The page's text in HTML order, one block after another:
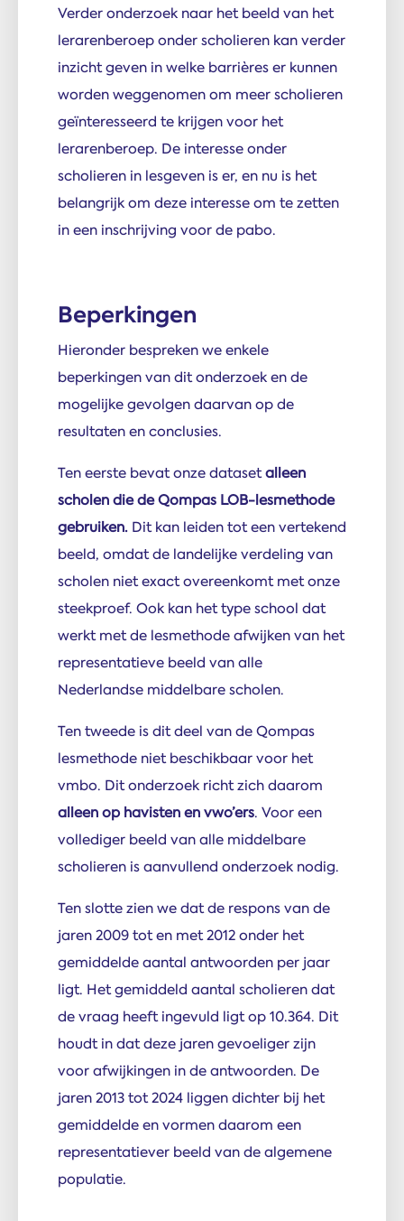
Verder onderzoek naar het beeld van het
lerarenberoep onder scholieren kan verder
inzicht geven in welke barrières er kunnen
worden weggenomen om meer scholieren
geïnteresseerd te krijgen voor het
lerarenberoep. De interesse onder
scholieren in lesgeven is er, en nu is het
belangrijk om deze interesse om te zetten
in een inschrijving voor de pabo.
Beperkingen
Hieronder bespreken we enkele
beperkingen van dit onderzoek en de
mogelijke gevolgen daarvan op de
resultaten en conclusies.
Ten eerste bevat onze datasetalleen
scholen die de Qompas LOB-lesmethode
gebruiken. Dit kan leiden tot een vertekend
beeld, omdat de landelijke verdeling van
scholen niet exact overeenkomt met onze
steekproef. Ook kan het type school dat
werkt met de lesmethode afwijken van het
representatieve beeld van alle
Nederlandse middelbare scholen.
Ten tweede is dit deel van de Qompas
lesmethode niet beschikbaar voor het
vmbo. Dit onderzoek richt zich daarom
alleen op havisten en vwo’ers. Voor een
vollediger beeld van alle middelbare
scholieren is aanvullend onderzoek nodig.
Ten slotte zien we dat de respons van de
jaren 2009 tot en met 2012 onder het
gemiddelde aantal antwoorden per jaar
ligt. Het gemiddeld aantal scholieren dat
de vraag heeft ingevuld ligt op 10.364. Dit
houdt in dat deze jaren gevoeliger zijn
voor afwijkingen in de antwoorden. De
jaren 2013 tot 2024 liggen dichter bij het
gemiddelde en vormen daarom een
representatiever beeld van de algemene
populatie.